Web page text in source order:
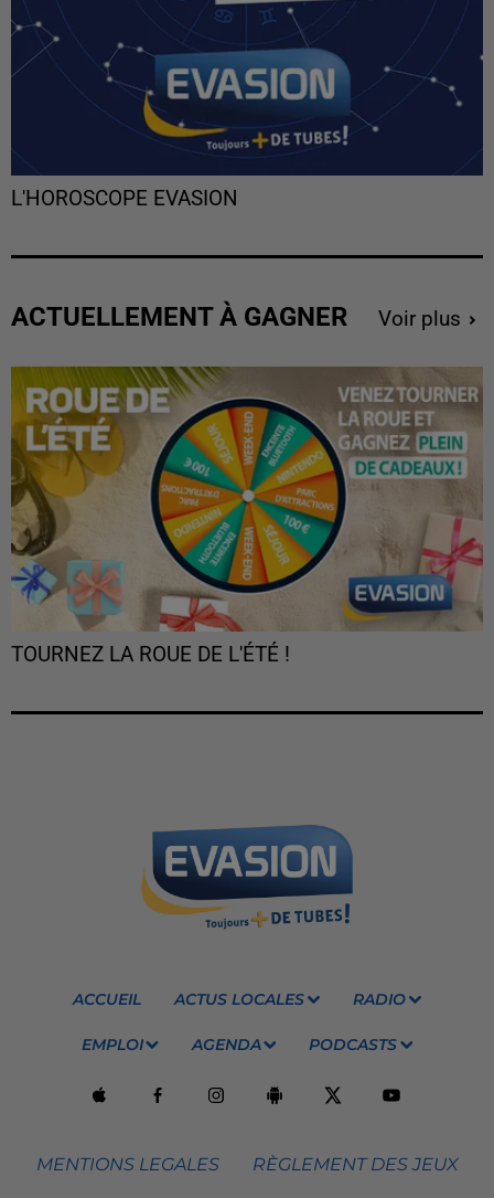
L'HOROSCOPE EVASION
ACTUELLEMENT À GAGNER Voir plus
TOURNEZ LA ROUE DE L'ÉTÉ !
ACCUEIL ACTUS LOCALES RADIO
EMPLOI AGENDA PODCASTS
MENTIONS LEGALES RÈGLEMENT DES JEUX